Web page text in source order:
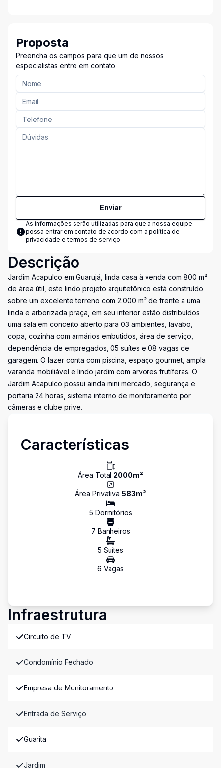
Proposta
Preencha os campos para que um de nossos
especialistas entre em contato
Enviar
As informações serão utilizadas para que a nossa equipe
possa entrar em contato de acordo com a política de
privacidade e termos de serviço
Descrição
Jardim Acapulco em Guarujá, linda casa à venda com 800 m²
de área útil, este lindo projeto arquitetônico está construído
sobre um excelente terreno com 2.000 m² de frente a uma
linda e arborizada praça, em seu interior estão distribuídos
uma sala em conceito aberto para 03 ambientes, lavabo,
copa, cozinha com armários embutidos, área de serviço,
dependência de empregados, 05 suítes e 08 vagas de
garagem. O lazer conta com piscina, espaço gourmet, ampla
varanda mobiliável e lindo jardim com arvores frutíferas. O
Jardim Acapulco possui ainda mini mercado, segurança e
portaria 24 horas, sistema interno de monitoramento por
câmeras e clube prive.
Características
Área Total 2000m²
Área Privativa 583m²
5 Dormitórios
7 Banheiros
5 Suítes
6 Vagas
Infraestrutura
Circuito de TV
Condomínio Fechado
Empresa de Monitoramento
Entrada de Serviço
Guarita
Jardim